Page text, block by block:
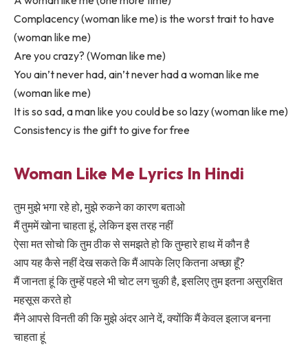
Complacency (woman like me) is the worst trait to have
(woman like me)
Are you crazy? (Woman like me)
You ain’t never had, ain’t never had a woman like me
(woman like me)
It is so sad, a man like you could be so lazy (woman like me)
Consistency is the gift to give for free
Woman Like Me Lyrics In Hindi
तुम मुझे भगा रहे हो, मुझे रुकने का कारण बताओ
मैं तुममें खोना चाहता हूं, लेकिन इस तरह नहीं
ऐसा मत सोचो कि तुम ठीक से समझते हो कि तुम्हारे हाथ में कौन है
आप यह कैसे नहीं देख सकते कि मैं आपके लिए कितना अच्छा हूँ?
मैं जानता हूं कि तुम्हें पहले भी चोट लग चुकी है, इसलिए तुम इतना असुरक्षित
महसूस करते हो
मैंने आपसे विनती की कि मुझे अंदर आने दें, क्योंकि मैं केवल इलाज बनना
चाहता हूं